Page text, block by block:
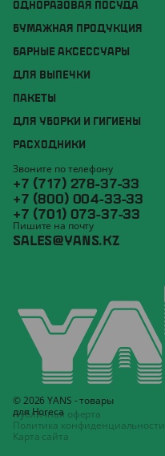
ОДНОРАЗОВАЯ ПОСУДА
БУМАЖНАЯ ПРОДУКЦИЯ
БАРНЫЕ АКСЕССУАРЫ
ДЛЯ ВЫПЕЧКИ
ПАКЕТЫ
ДЛЯ УБОРКИ И ГИГИЕНЫ
РАСХОДНИКИ
Звоните по телефону
+7 (717) 278-37-33
+7 (800) 004-33-33
+7 (701) 073-37-33
Пишите на почту
SALES@YANS.KZ
© 2026 YANS - товары
для Horeca
Публичная оферта
Политика конфиденциальности
Карта сайта